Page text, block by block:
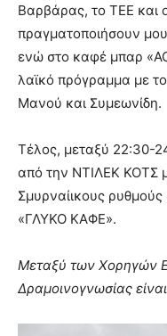
Βαρβάρας, το ΤΕΕ και
πραγματοποιήσουν
ενώ στο καφέ μπαρ
λαϊκό πρόγραμμα με
Μανού και Συμεωνίδη.
Τέλος, μεταξύ 22:30-
από την ΝΤΙΛΕΚ ΚΟΤΣ
Σμυρναίικους
«ΓΛΥΚΟ ΚΑΦΕ».
Μεταξύ των Χορηγών
Δραμοινογνωσίας